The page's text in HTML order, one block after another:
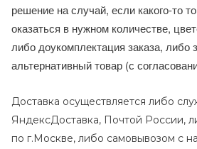
решение на случай, если какого-то
оказаться в нужном количестве,
либо доукомплектация заказа, либо
альтернативный товар (с
Доставка осуществляется либо
ЯндексДоставка, Почтой России,
по г.Москве, либо самовывозом с